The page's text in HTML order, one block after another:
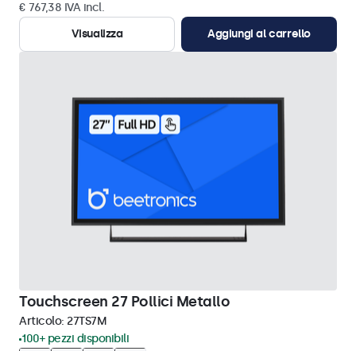
€ 767,38 IVA incl.
Visualizza
Aggiungi al carrello
Touchscreen 27 Pollici Metallo
Articolo: 27TS7M
100+ pezzi disponibili